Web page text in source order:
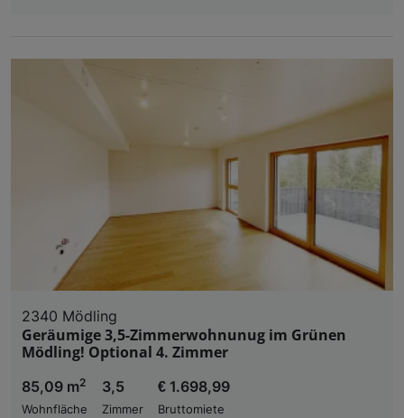
2340 Mödling
Geräumige 3,5-Zimmerwohnunug im Grünen
Mödling! Optional 4. Zimmer
85,09 m2
Wohnfläche
3,5
Zimmer
€ 1.698,99
Bruttomiete